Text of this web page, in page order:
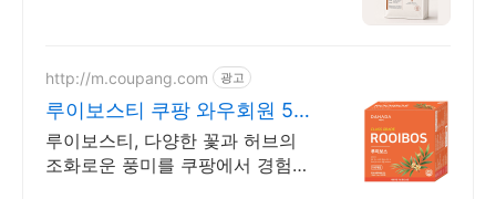
http://m.coupang.com 광고
루이보스티 쿠팡 와우회원 5%
캐시 적립
루이보스티, 다양한 꽃과 허브의
조화로운 풍미를 쿠팡에서 경험하